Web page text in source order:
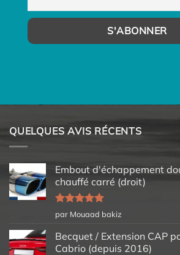
QUELQUES AVIS RÉCENTS
Embout d'échappement
chauffé carré (droit)
Note5sur
5
par Mouaad bakiz
Becquet / Extension CAP
Cabrio (depuis 2016)